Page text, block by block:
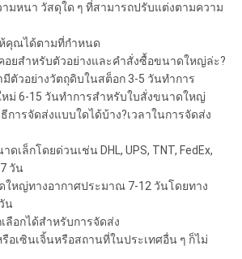
มหนา วัสดุใด ๆ ที่สามารถปรับแต่งตามความ
คุณได้ตามที่กำหนด
อยสำหรับตัวอย่างและคำสั่งซื้อขนาดใหญ่ล่ะ?
มีตัวอย่างวัตถุดิบในสต็อก 3-5 วันทำการ
ม่ 6-15 วันทำการสำหรับใบสั่งขนาดใหญ่
การจัดส่งแบบใดได้บ้าง?เวลาในการจัดส่ง
เล็กโดยด่วนเช่น DHL, UPS, TNT, FedEx,
วัน
หญ่ทางอากาศประมาณ 7-12 วันโดยทาง
น
ลือกได้สำหรับการจัดส่ง
อเซินเจิ้นหรือสถานที่ในประเทศอื่น ๆ ก็ไม่